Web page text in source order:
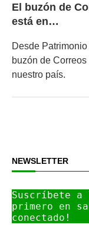
El buzón de
está en…
Desde
buzón de
nuestro país.
NEWSLETTER
Suscríbete a
primero en
conectado!